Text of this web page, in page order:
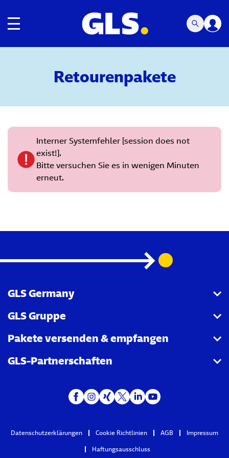
Umschalten der Navigation
Retourenpakete
Interner Systemfehler [session does not
exist!].
Bitte versuchen Sie es in wenigen Minuten
erneut.
GLS Germany
Über uns
GLS informiert
Newsroom
GLS Gruppe
GLS Gruppe Homepage
Datenschutz GLS Gruppe
Pakete versenden & empfangen
Pakete versenden
Umleitung von Paketen
Sendungsverfolgung
GLS-Partnerschaften
ClimatePartner
Datenschutzerklärungen Cookie Richtlinien AGB Impressum
Haftungsausschluss